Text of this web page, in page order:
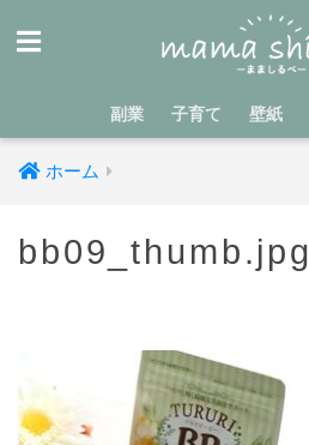
副業 子育て 壁紙
ホーム
bb09_thumb.jpg